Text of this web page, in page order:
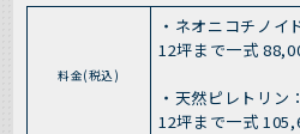
料金(税込)
・ネオニコチノ
12坪まで一式
・天然ピレトリン
12坪まで一式